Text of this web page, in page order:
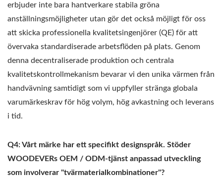
erbjuder inte bara hantverkare stabila gröna
anställningsmöjligheter utan gör det också möjligt för oss
att skicka professionella kvalitetsingenjörer (QE) för att
övervaka standardiserade arbetsflöden på plats. Genom
denna decentraliserade produktion och centrala
kvalitetskontrollmekanism bevarar vi den unika värmen från
handvävning samtidigt som vi uppfyller stränga globala
varumärkeskrav för hög volym, hög avkastning och leverans
i tid.
Q4: Vårt märke har ett specifikt designspråk. Stöder
WOODEVERs OEM / ODM-tjänst anpassad utveckling
som involverar "tvärmaterialkombinationer"?